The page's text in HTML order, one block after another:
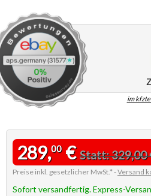
im
289,00€Statt: 329,00
Preise inkl. gesetzlicher MwSt.* -Versand
Sofort versandfertig. Express-